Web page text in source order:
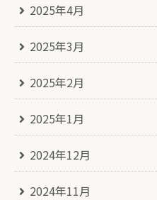
2025年4月
2025年3月
2025年2月
2025年1月
2024年12月
2024年11月